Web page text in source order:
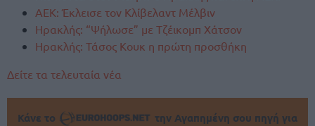
ΑΕΚ: Έκλεισε τον Κλίβελαντ Μέλβιν
Ηρακλής: “Ψήλωσε” με Τζέικομπ Χάτσον
Ηρακλής: Τάσος Κουκ η πρώτη προσθήκη
Δείτε τα τελευταία νέα
Κάνε το
την Αγαπημένη σου πηγή για